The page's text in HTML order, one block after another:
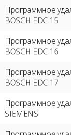
Программное
BOSCH EDC 15
Программное
BOSCH EDC 16
Программное
BOSCH EDC 17
Программное
SIEMENS